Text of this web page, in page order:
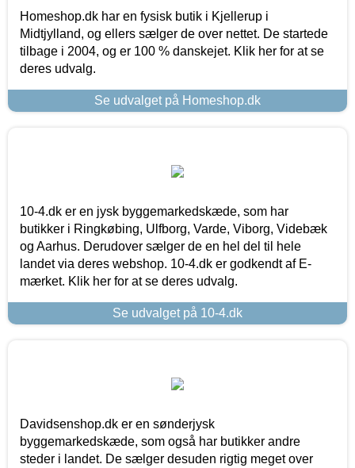
Homeshop.dk har en fysisk butik i Kjellerup i
Midtjylland, og ellers sælger de over nettet. De startede
tilbage i 2004, og er 100 % danskejet. Klik her for at se
deres udvalg.
Se udvalget på Homeshop.dk
10-4.dk er en jysk byggemarkedskæde, som har
butikker i Ringkøbing, Ulfborg, Varde, Viborg, Videbæk
og Aarhus. Derudover sælger de en hel del til hele
landet via deres webshop. 10-4.dk er godkendt af E-
mærket. Klik her for at se deres udvalg.
Se udvalget på 10-4.dk
Davidsenshop.dk er en sønderjysk
byggemarkedskæde, som også har butikker andre
steder i landet. De sælger desuden rigtig meget over